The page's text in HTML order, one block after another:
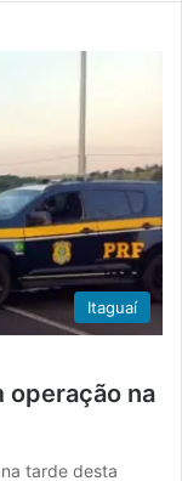
Itaguaí
operação na
tarde desta